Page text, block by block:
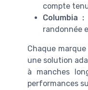
compte
Columbia :
randonnée
Chaque
une solution
à manches
performances